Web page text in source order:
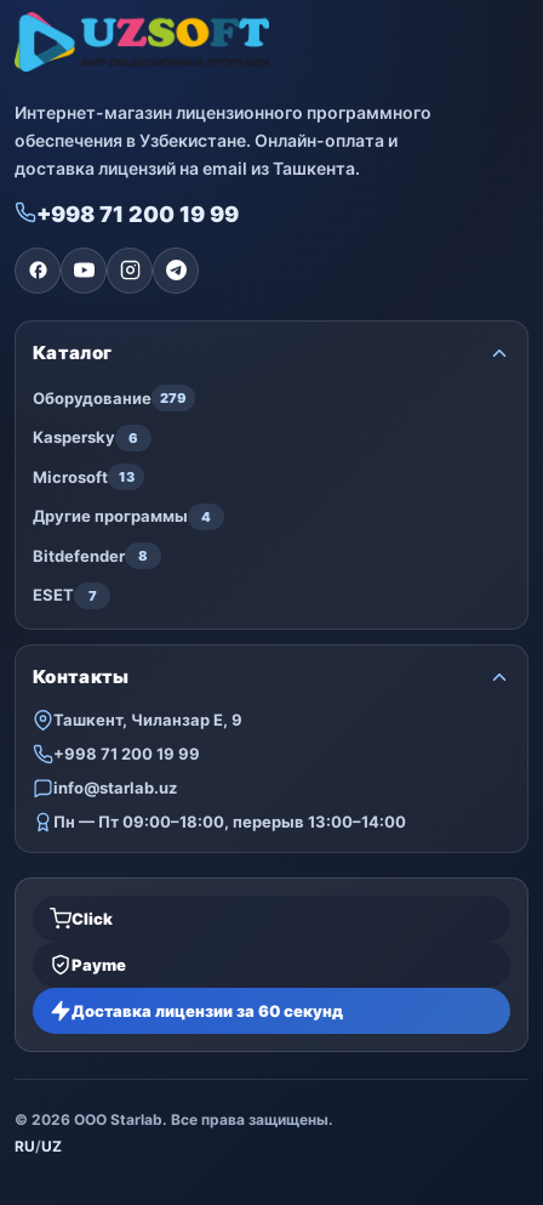
Интернет-магазин лицензионного программного
обеспечения в Узбекистане. Онлайн-оплата и
доставка лицензий на email из Ташкента.
+998 71 200 19 99
Каталог
Оборудование 279
Kaspersky 6
Microsoft 13
Другие программы 4
Bitdefender 8
ESET 7
Контакты
Ташкент, Чиланзар Е, 9
+998 71 200 19 99
info@starlab.uz
Пн — Пт 09:00–18:00, перерыв 13:00–14:00
Click
Payme
Доставка лицензии за 60 секунд
© 2026 ООО Starlab. Все права защищены.
RU/UZ